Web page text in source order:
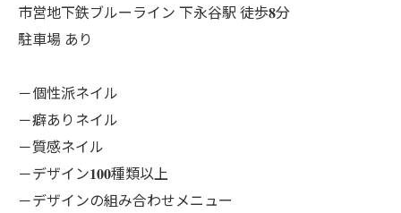
市営地下鉄ブルーライン 下永谷駅 徒歩𝟖分
駐車場 あり
－個性派ネイル
－癖ありネイル
－質感ネイル
－デザイン𝟏𝟎𝟎種類以上
－デザインの組み合わせメニュー